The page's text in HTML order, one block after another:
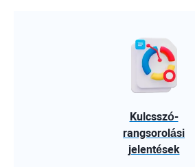
Kulcsszó-
rangsorolási
jelentések